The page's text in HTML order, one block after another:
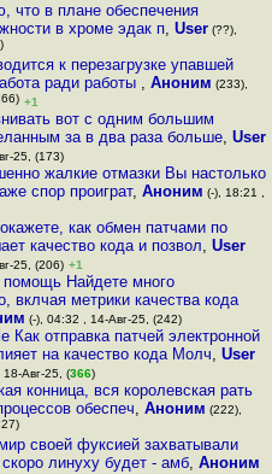
что в плане обеспечения
в хроме эдак п, User(??),
к перезагрузке упавшей
ради работы , Аноним (233),
+1
вот с одним большим
за в два раза больше,User
25, (173)
жалкие отмазки Вы настолько
спор проиграт, Аноним (-), 18:21 ,
как обмен патчами по
качество кода и позвол,User
25, (206) +1
помощь Найдете много
вклчая метрики качества кода
(-), 04:32 , 14-Авг-25, (242)
Как отправка патчей электронной
на качество кода Молч, User
Авг-25, (366)
конница, вся королевская рать
обеспеч, Аноним (222),
своей фуксией захватывали
линуху будет - амб,Аноним